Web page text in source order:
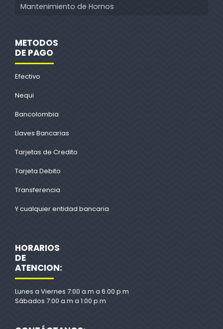
Mantenimiento de Hornos
METODOS
DE PAGO
Efectivo
Nequi
Bancolombia
Llaves Bancarias
Tarjetas de Credito
Tarjeta Debito
Transferencia
Y cualquier entidad bancaria
HORARIOS
DE
ATENCION:
Lunes a Viernes 7:00 a.m a 6:00 p.m
Sábados 7:00 a.m a 1:00 p.m